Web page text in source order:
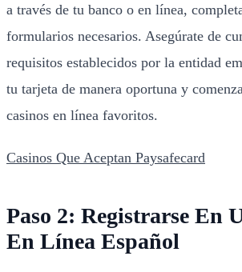
a través de tu banco o en línea,
formularios necesarios. Asegúrate de
requisitos establecidos por la entidad
tu tarjeta de manera oportuna y
casinos en línea favoritos.
Casinos Que Aceptan Paysafecard
Paso 2: Registrarse En
En Línea Español